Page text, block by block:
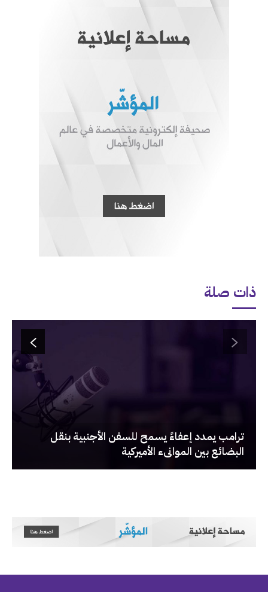
ذات صلة
‏ترامب يمدد إعفاءً يسمح للسفن الأجنبية بنقل
البضائع بين الموانىء الأميركية